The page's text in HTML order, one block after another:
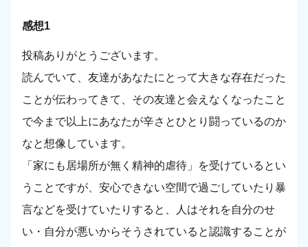
感想1
投稿ありがとうございます。
読んでいて、友達があなたにとって大きな存在だった
ことが伝わってきて、その友達と会えなくなったこと
で今まで以上にあなたが辛さとひとり闘っているのか
なと想像しています。
「家にも居場所が無く精神的虐待」を受けているとい
うことですが、安心できない空間で過ごしていたり暴
言などを受けていたりすると、人はそれを自分のせ
い・自分が悪いからそうされていると認識することが